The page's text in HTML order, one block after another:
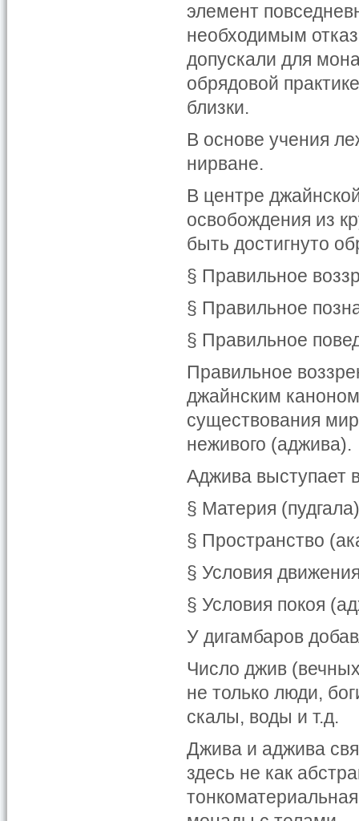
элемент
необходимым
допускали для
обрядовой
близки.
В основе учения
нирване.
В центре
освобождения из
быть достигнуто
§ Правильное
§ Правильное
§ Правильное
Правильное
джайнским
существования
неживого (аджива).
Аджива выступает
§ Материя
§ Пространство
§ Условия
§ Условия покоя
У дигамбаров
Число джив
не только люди,
скалы, воды и т.д.
Джива и аджива
здесь не как